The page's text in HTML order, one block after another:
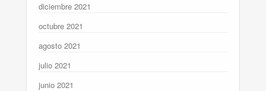
diciembre 2021
octubre 2021
agosto 2021
julio 2021
junio 2021